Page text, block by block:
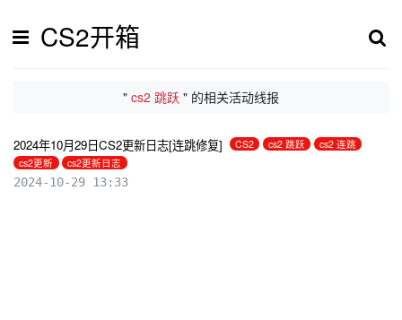
CS2开箱
" cs2 跳跃 " 的相关活动线报
2024年10月29日CS2更新日志[连跳修复] CS2 cs2 跳跃
cs2 连跳
cs2更新
cs2更新日志
2024-10-29 13:33